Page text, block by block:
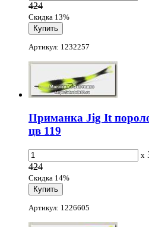
424
Скидка 13%
Артикул: 1232257
Приманка Jig It
цв 119
x
424
Скидка 14%
Артикул: 1226605